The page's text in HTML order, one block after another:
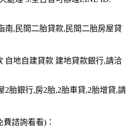
南,民間二胎貸款,民間二胎房屋貸
自地自建貸款 建地貸款銀行,請洽
2胎銀行,房2胎,2胎車貸,2胎增貸,請
諮詢看看)：